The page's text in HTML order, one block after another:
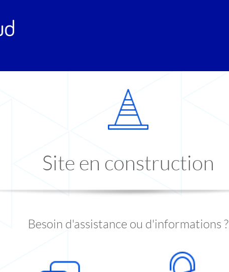
Site en construction
Besoin d'assistance ou d'informations ?